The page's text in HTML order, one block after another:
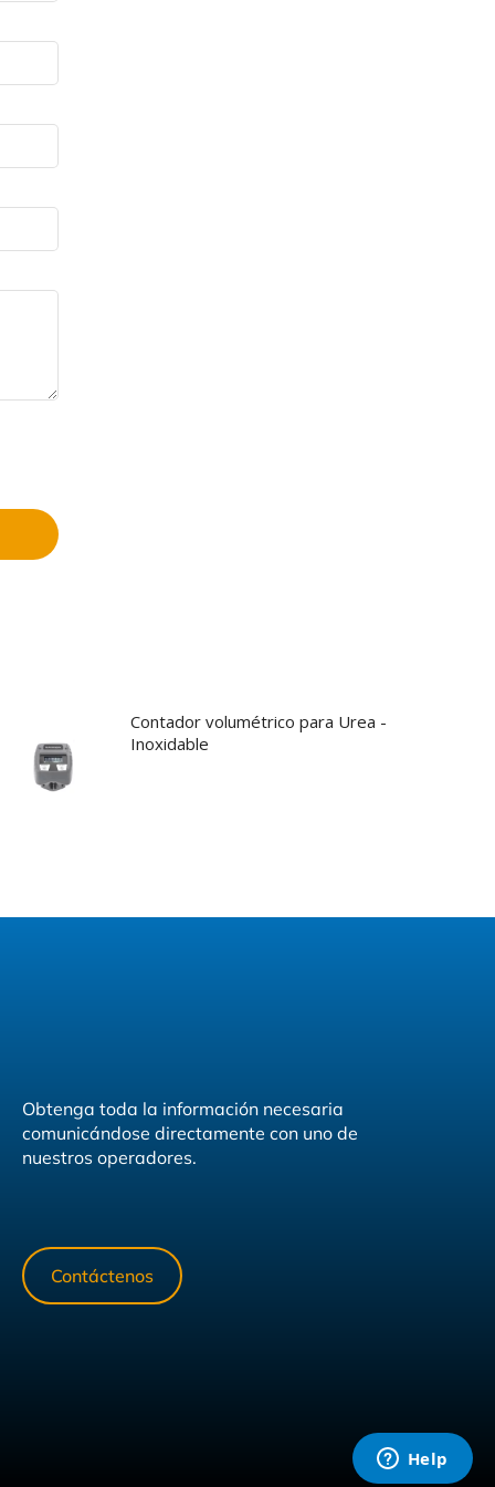
Contador volumétrico para Urea -
Inoxidable
Obtenga toda la información necesaria
comunicándose directamente con uno de
nuestros operadores.
Contáctenos